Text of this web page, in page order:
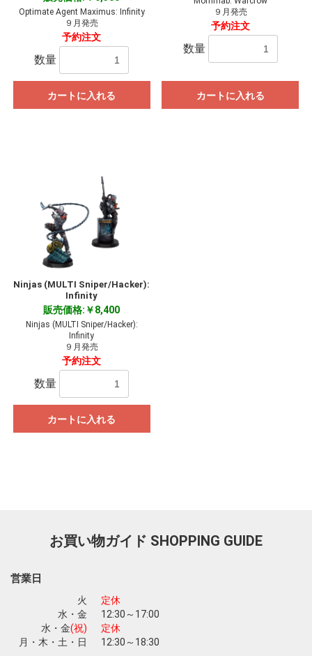
Optimate Agent Maximus: Infinity
９月発売
予約注文
数量
カートに入れる
９月発売
予約注文
数量
カートに入れる
Ninjas (MULTI Sniper/Hacker):
Infinity
販売価格:￥8,400
Ninjas (MULTI Sniper/Hacker):
Infinity
９月発売
予約注文
数量
カートに入れる
お買い物ガイド SHOPPING GUIDE
営業日
火
定休
水・金
12:30～17:00
水・金(祝)
定休
月・木・土・日
12:30～18:30